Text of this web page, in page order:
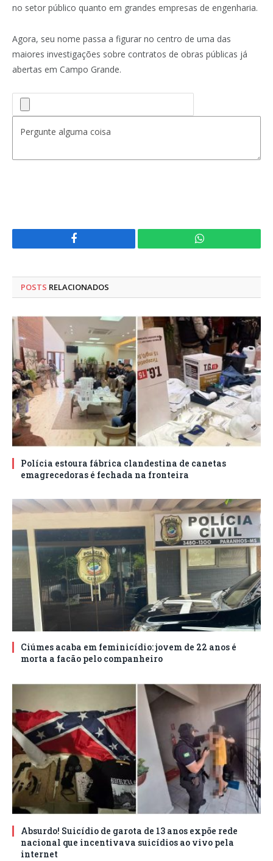
no setor público quanto em grandes empresas de engenharia.
Agora, seu nome passa a figurar no centro de uma das
maiores investigações sobre contratos de obras públicas já
abertas em Campo Grande.
Facebook WhatsApp
POSTS RELACIONADOS
Polícia estoura fábrica clandestina de canetas
emagrecedoras é fechada na fronteira
Ciúmes acaba em feminicídio: jovem de 22 anos é
morta a facão pelo companheiro
Absurdo! Suicídio de garota de 13 anos expõe rede
nacional que incentivava suicídios ao vivo pela
internet